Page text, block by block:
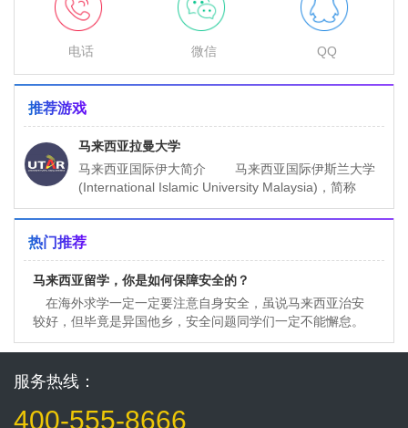
电话 微信 QQ
推荐游戏
马来西亚拉曼大学
马来西亚国际伊大简介 马来西亚国际伊斯兰大学
(International Islamic University Malaysia)，简称
IIUM，由马来西亚
热门推荐
马来西亚留学，你是如何保障安全的？
在海外求学一定一定要注意自身安全，虽说马来西亚治安
较好，但毕竟是异国他乡，安全问题同学们一定不能懈怠。
今天留学信息小编告诉大家这12条安全常识要谨记。 1
服务热线：
400-555-8666